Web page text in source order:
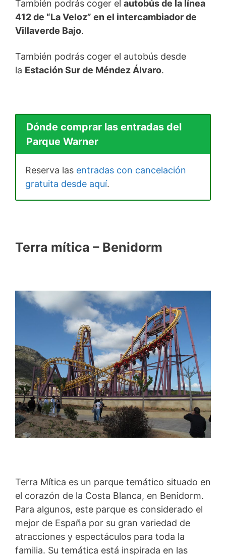
También podrás coger el autobús de la línea
412 de “La Veloz” en el intercambiador de
Villaverde Bajo.
También podrás coger el autobús desde
la Estación Sur de Méndez Álvaro.
Dónde comprar las entradas del
Parque Warner
Reserva las entradas con cancelación
gratuita desde aquí.
Terra mítica – Benidorm
Terra Mítica es un parque temático situado en
el corazón de la Costa Blanca, en Benidorm.
Para algunos, este parque es considerado el
mejor de España por su gran variedad de
atracciones y espectáculos para toda la
familia. Su temática está inspirada en las